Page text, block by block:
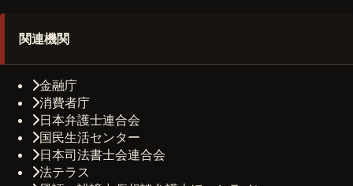
関連機関
金融庁
消費者庁
日本弁護士連合会
国民生活センター
日本司法書士会連合会
法テラス